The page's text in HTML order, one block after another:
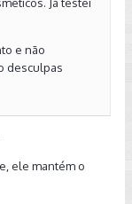
e não
desculpas
referência. No
conhecido
ele mantém o